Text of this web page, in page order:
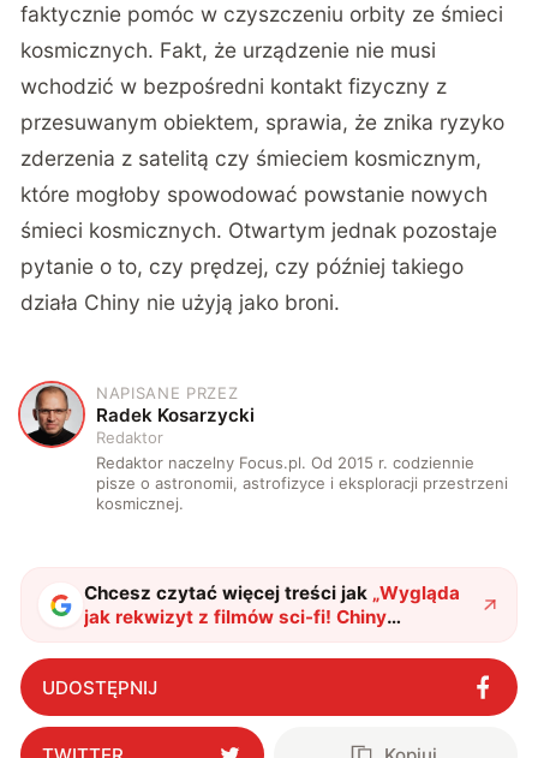
faktycznie pomóc w czyszczeniu orbity ze śmieci
kosmicznych. Fakt, że urządzenie nie musi
wchodzić w bezpośredni kontakt fizyczny z
przesuwanym obiektem, sprawia, że znika ryzyko
zderzenia z satelitą czy śmieciem kosmicznym,
które mogłoby spowodować powstanie nowych
śmieci kosmicznych. Otwartym jednak pozostaje
pytanie o to, czy prędzej, czy później takiego
działa Chiny nie użyją jako broni.
R
NAPISANE PRZEZ
Radek Kosarzycki
Redaktor
Redaktor naczelny Focus.pl. Od 2015 r. codziennie
pisze o astronomii, astrofizyce i eksploracji przestrzeni
kosmicznej.
Chcesz czytać więcej treści jak „Wygląda
jak rekwizyt z filmów sci-fi! Chiny
prezentują działo poruszające obiektami na
odległość"?
UDOSTĘPNIJ